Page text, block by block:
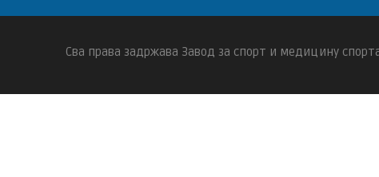
Сва права задржава Завод за спорт и медицину